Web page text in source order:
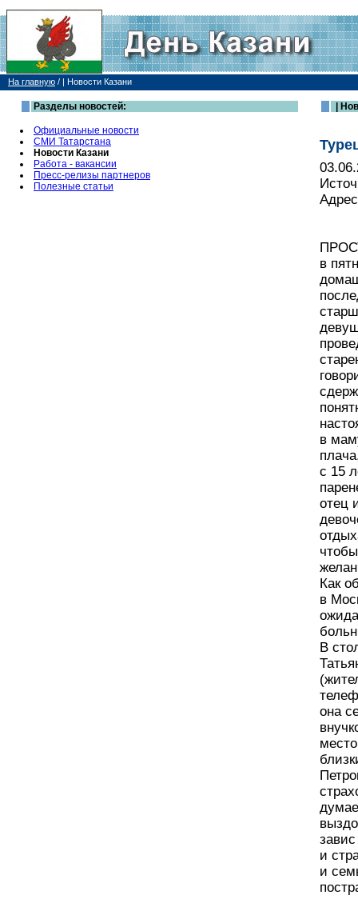
На главную / | Новости Казани
Разделы новостей:
Официальные новости
СМИ Татарстана
Новости Казани
Работа - вакансии
Пресс-релизы партнеров
Полезные статьи
|
в
в
с 15
отец
Как
в
В
она
и
и